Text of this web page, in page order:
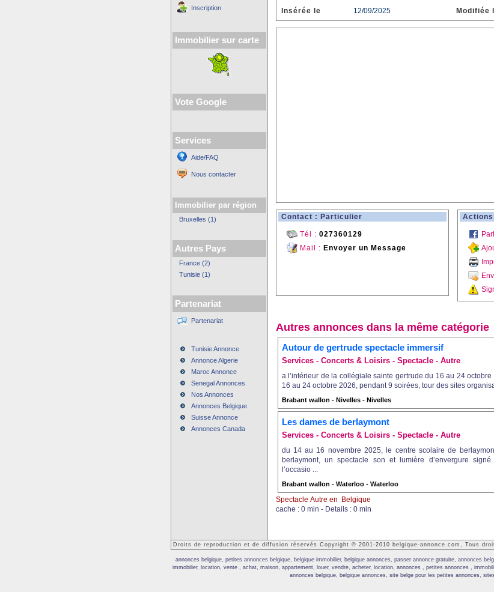
Inscription
Immobilier sur carte
Vote Google
Services
Aide/FAQ
Nous contacter
Immobilier par région
Bruxelles (1)
Autres Pays
France (2)
Tunisie (1)
Partenariat
Partenariat
Tunisie Annonce
Annonce Algerie
Maroc Annonce
Senegal Annonces
Nos Annonces
Annonces Belgique
Suisse Annonce
Annonces Canada
Insérée le
12/09/2025 Modifiée
Contact : Particulier
Tél : 027360129
Mail : Envoyer un Message
Actions
Autres annonces dans la même catégorie
Autour de gertrude spectacle immersif
Services - Concerts & Loisirs - Spectacle - Autre
a l’intérieur de la collégiale sainte gertrude du 16 au 24
16 au 24 octobre 2026, pendant 9 soirées, tour des sites
Brabant wallon - Nivelles - Nivelles
Les dames de berlaymont
Services - Concerts & Loisirs - Spectacle - Autre
du 14 au 16 novembre 2025, le centre scolaire de
berlaymont, un spectacle son et lumière d’envergure
l’occasio ...
Brabant wallon - Waterloo - Waterloo
Spectacle Autre en Belgique
cache : 0 min - Details : 0 min
Droits de reproduction et de diffusion réservés Copyright © 2001-2010 belgique-annonce.com, Tous
annonces belgique, petites annonces belgique, belgique immobilier, belgique annonces, passer annonce gratuite, annonces
immobilier, location, vente , achat, maison, appartement, louer, vendre, acheter, location, annonces , petites annonces ,
annonces belgique, belgique annonces, site belge pour les petites annonces,